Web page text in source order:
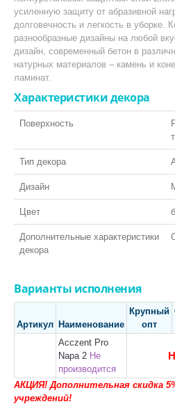
Класса пожарной опасности КМ2
Линолеум на войлочной
СОПУСТВУЮЩИЕ ТОВАРЫ:
Шнур для сварки
КВАРЦ-ВИНИЛ
ПО ТИПУ:
LVT Клеевая кварцвиниловая
ЛАМИНАТ
усиленную защиту от абразивной
долговечность и легкость в уборке.
разнообразные дизайны на любой
дизайн, современный бетон в
натурных материалов – камень и
ламинат.
Характеристики декора
Поверхность
Тип декора
Дизайн
Цвет
Дополнительные характеристики
декора
Варианты исполнения
Артикул Наименование
Крупный
опт
Acczent Pro
Napa 2 Не
производится
АКЦИЯ! Дополнительная скидка
учреждений!